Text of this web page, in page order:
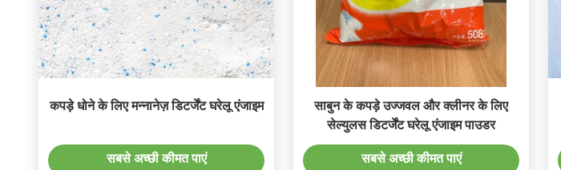
कपड़े धोने के लिए मन्नानेज़ डिटर्जेंट घरेलू एंजाइम
सबसे अच्छी कीमत पाएं
साबुन के कपड़े उज्जवल और क्लीनर के लिए
सेल्युलस डिटर्जेंट घरेलू एंजाइम पाउडर
सबसे अच्छी कीमत पाएं